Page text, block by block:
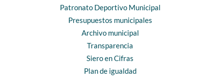
Patronato Deportivo Municipal
Presupuestos municipales
Archivo municipal
Transparencia
Siero en Cifras
Plan de igualdad